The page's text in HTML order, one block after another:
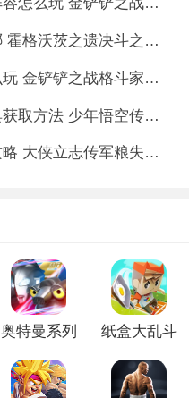
霍格沃茨之遗决斗之杖在哪 霍格沃茨之遗决斗之杖位置详解
金铲铲之战格斗家阵容怎么玩 金铲铲之战格斗家玩法攻略
少年悟空传游戏中珍稀道具获取方法 少年悟空传游戏珍稀道具如何获取
大侠立志传军粮失窃任务攻略 大侠立志传军粮失窃任务如何做
奥特曼系列
纸盒大乱斗